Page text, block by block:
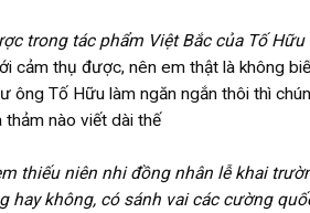
trong tác phẩm Việt Bắc của Tố Hữu
cảm thụ được, nên em thật là không
ông Tố Hữu làm ngăn ngắn thôi thì
nào viết dài thế
thiếu niên nhi đồng nhân lễ khai
hay không, có sánh vai các cường